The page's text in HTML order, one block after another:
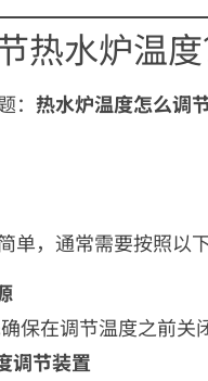
热水炉温度
热水炉温度怎么调
单，通常需要按照以
保在调节温度之前关
调节装置